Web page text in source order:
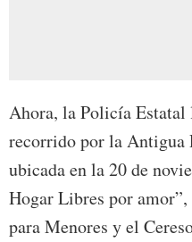
Ahora, la Policía Estatal
recorrido por la Antigua
ubicada en la 20 de
Hogar Libres por
para Menores y el